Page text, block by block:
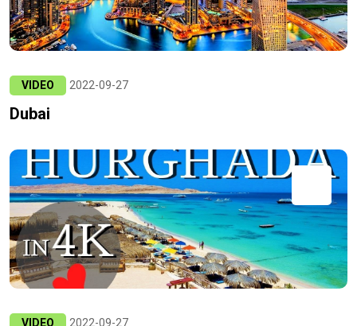
VIDEO 2022-09-27
Dubai
VIDEO 2022-09-27